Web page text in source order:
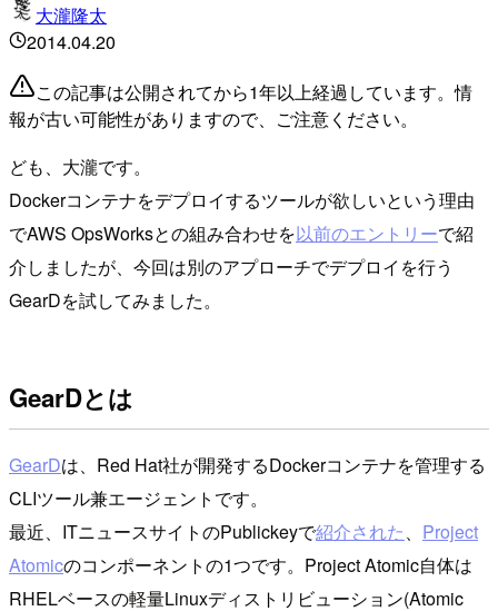
大瀧隆太
2014.04.20
この記事は公開されてから1年以上経過しています。情
報が古い可能性がありますので、ご注意ください。
ども、大瀧です。
Dockerコンテナをデプロイするツールが欲しいという理由
でAWS OpsWorksとの組み合わせを以前のエントリーで紹
介しましたが、今回は別のアプローチでデプロイを行う
GearDを試してみました。
GearDとは
GearDは、Red Hat社が開発するDockerコンテナを管理する
CLIツール兼エージェントです。
最近、ITニュースサイトのPublickeyで紹介された、 Project
Atomicのコンポーネントの1つです。Project Atomic自体は
RHELベースの軽量Linuxディストリビューション(Atomic